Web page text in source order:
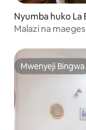
Nyumba huko La
Malazi na
Mwenyeji Bingwa
Mwenyeji Bingwa